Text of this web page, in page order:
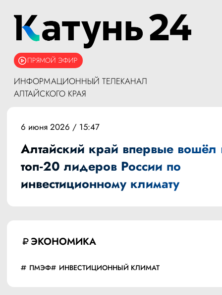
ПРЯМОЙ ЭФИР
ИНФОРМАЦИОННЫЙ ТЕЛЕКАНАЛ
АЛТАЙСКОГО КРАЯ
ЭКОНОМИКА
ПМЭФ ИНВЕСТИЦИОННЫЙ КЛИМАТ
6 июня 2026 / 15:47
Алтайский край впервые вошёл
топ‑20 лидеров России по
инвестиционному климату